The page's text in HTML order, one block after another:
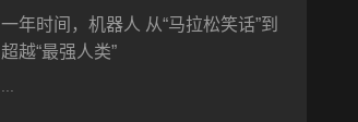
一年时间，机器人 从“马拉松笑话”到
超越“最强人类”